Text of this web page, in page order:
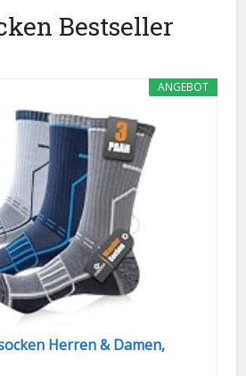
Bestseller
ANGEBOT
Herren & Damen,